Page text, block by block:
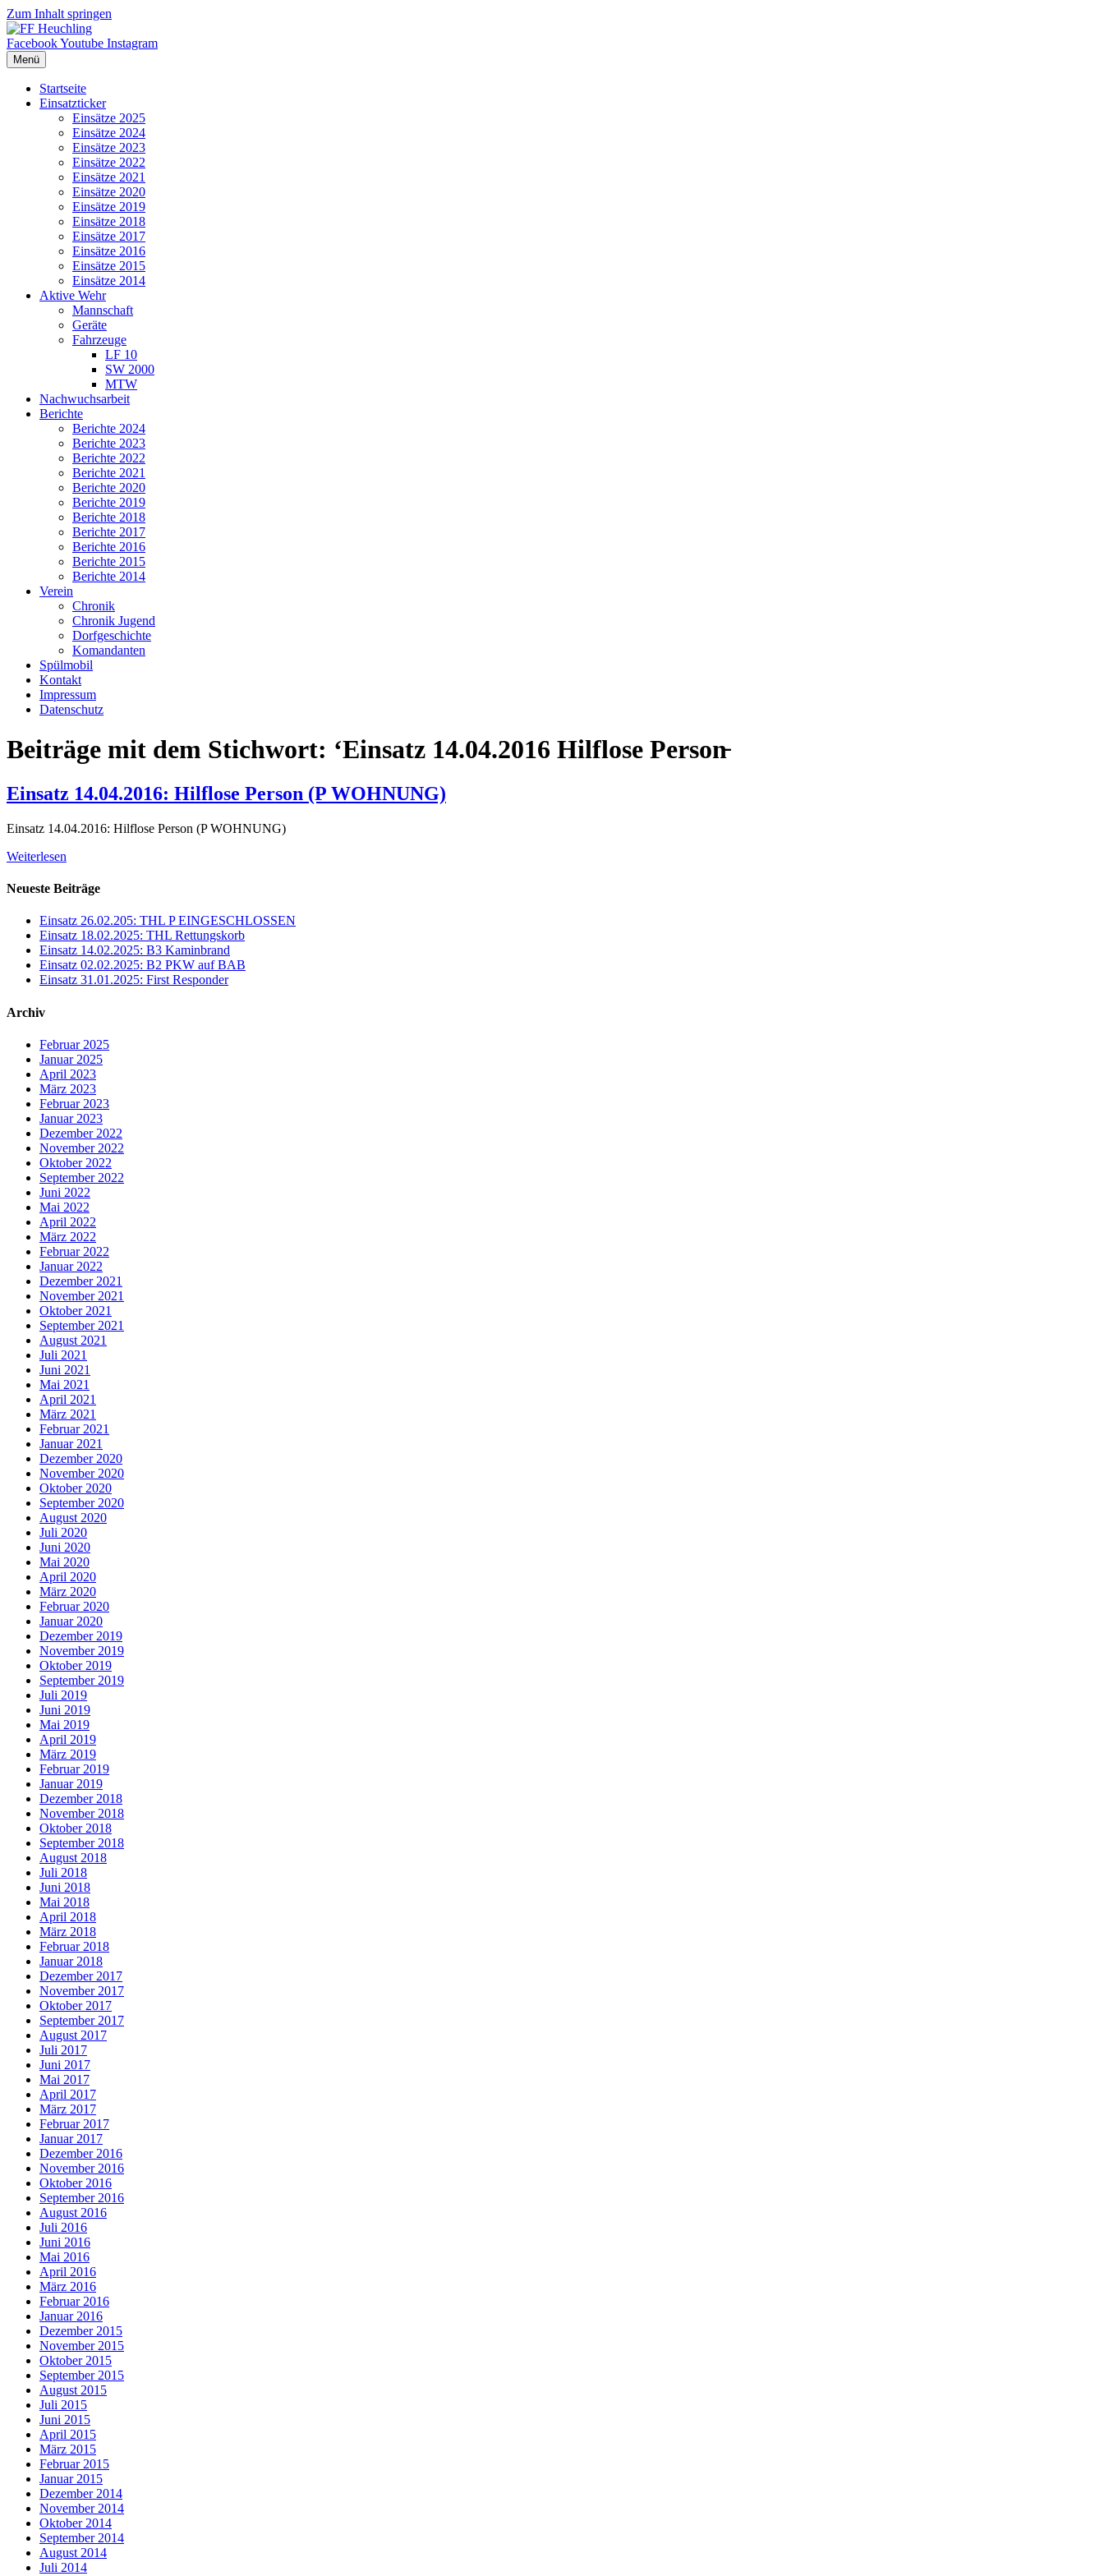
Zum Inhalt springen
FacebookYoutube Instagram
Menü
Startseite
Einsatzticker
Einsätze 2025
Einsätze 2024
Einsätze 2023
Einsätze 2022
Einsätze 2021
Einsätze 2020
Einsätze 2019
Einsätze 2018
Einsätze 2017
Einsätze 2016
Einsätze 2015
Einsätze 2014
Aktive Wehr
Mannschaft
Geräte
Fahrzeuge
LF 10
SW 2000
MTW
Nachwuchsarbeit
Berichte
Berichte 2024
Berichte 2023
Berichte 2022
Berichte 2021
Berichte 2020
Berichte 2019
Berichte 2018
Berichte 2017
Berichte 2016
Berichte 2015
Berichte 2014
Verein
Chronik
Chronik Jugend
Dorfgeschichte
Komandanten
Spülmobil
Kontakt
Impressum
Datenschutz
Beiträge mit dem Stichwort: ‘Einsatz 14.04.2016 Hilflose Person̵
Einsatz 14.04.2016: Hilflose Person (P WOHNUNG)
Einsatz 14.04.2016: Hilflose Person (P WOHNUNG)
Weiterlesen
Neueste Beiträge
Einsatz 26.02.205: THL P EINGESCHLOSSEN
Einsatz 18.02.2025: THL Rettungskorb
Einsatz 14.02.2025: B3 Kaminbrand
Einsatz 02.02.2025: B2 PKW auf BAB
Einsatz 31.01.2025: First Responder
Archiv
Februar 2025
Januar 2025
April 2023
März 2023
Februar 2023
Januar 2023
Dezember 2022
November 2022
Oktober 2022
September 2022
Juni 2022
Mai 2022
April 2022
März 2022
Februar 2022
Januar 2022
Dezember 2021
November 2021
Oktober 2021
September 2021
August 2021
Juli 2021
Juni 2021
Mai 2021
April 2021
März 2021
Februar 2021
Januar 2021
Dezember 2020
November 2020
Oktober 2020
September 2020
August 2020
Juli 2020
Juni 2020
Mai 2020
April 2020
März 2020
Februar 2020
Januar 2020
Dezember 2019
November 2019
Oktober 2019
September 2019
Juli 2019
Juni 2019
Mai 2019
April 2019
März 2019
Februar 2019
Januar 2019
Dezember 2018
November 2018
Oktober 2018
September 2018
August 2018
Juli 2018
Juni 2018
Mai 2018
April 2018
März 2018
Februar 2018
Januar 2018
Dezember 2017
November 2017
Oktober 2017
September 2017
August 2017
Juli 2017
Juni 2017
Mai 2017
April 2017
März 2017
Februar 2017
Januar 2017
Dezember 2016
November 2016
Oktober 2016
September 2016
August 2016
Juli 2016
Juni 2016
Mai 2016
April 2016
März 2016
Februar 2016
Januar 2016
Dezember 2015
November 2015
Oktober 2015
September 2015
August 2015
Juli 2015
Juni 2015
April 2015
März 2015
Februar 2015
Januar 2015
Dezember 2014
November 2014
Oktober 2014
September 2014
August 2014
Juli 2014